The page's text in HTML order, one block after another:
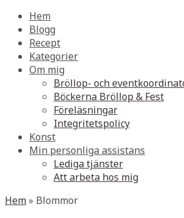
Hem
Blogg
Recept
Kategorier
Om mig
Bröllop- och
Böckerna Bröllop & Fest
Föreläsningar
Integritetspolicy
Konst
Min personliga assistans
Lediga tjänster
Att arbeta hos mig
Hem» Blommor